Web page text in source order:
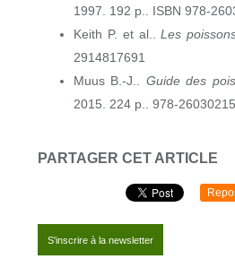
1997. 192 p.. ISBN 978-
Keith P. et al..Les
2914817691
Muus B.-J.. Guide des
2015. 224 p.. 978-
PARTAGER CET ARTICLE
S'inscrire à la newsletter